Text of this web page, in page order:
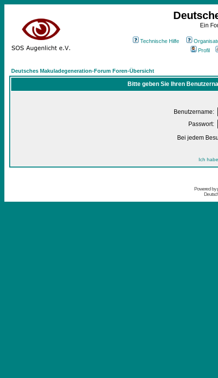
Ein
Technische Hilfe
Profil
Deutsches Makuladegeneration-Forum Foren-Übersicht
Bitte geben Sie Ihren
Benutzername:
Passwort:
Bei jedem
Ich
Powered by